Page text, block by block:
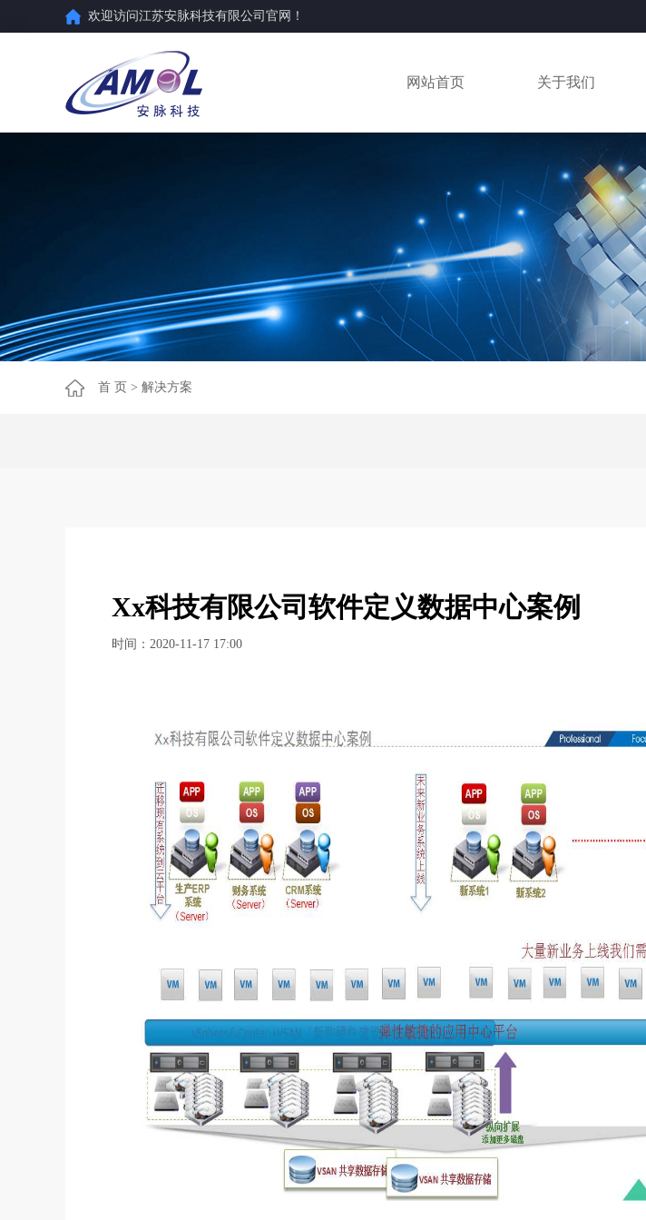
欢迎访问江苏安脉科技有限公司官网！
网站首页 关于我们
首 页 > 解决方案
Xx科技有限公司软件定义数据中心案例
时间：2020-11-17 17:00